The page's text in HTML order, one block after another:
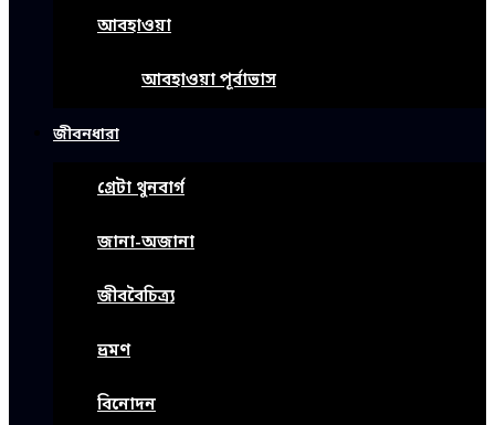
আবহাওয়া
আবহাওয়া পূর্বাভাস
জীবনধারা
গ্রেটা থুনবার্গ
জানা-অজানা
জীববৈচিত্র্য
ভ্রমণ
বিনোদন